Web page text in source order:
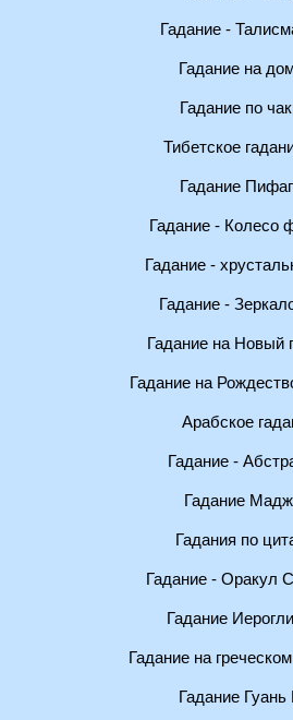
Гадание -
Гадание на
Гадание по
Тибетское
Гадание
Гадание - Колесо
Гадание -
Гадание -
Гадание на Новый
Гадание на
Арабское
Гадание -
Гадание
Гадания по
Гадание - Оракул
Гадание
Гадание на
Гадание Гуань